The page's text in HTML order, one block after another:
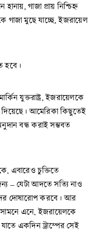
গাজা প্রায় নিশ্চিহ্ন
গাজা মুছে যাচ্ছে, ইজরায়েল
হবে।
যুক্তরাষ্ট্র, ইজরায়েলকে
দিয়েছে। আমেরিকা কিছুতেই
বন্ধ করাই সম্ভবত
এবারেও চুক্তিতে
– যেটা আদতে সত্যি নাও
দোষারোপ করবে। আর
এনে, ইজরায়েলকে
একদিন ট্রাম্পের সেই